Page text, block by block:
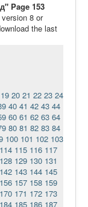
Page 153
8 or
the last
19 20 21 22 23 24
40 41 42 43 44
60 61 62 63 64
80 81 82 83 84
100 101 102 103
114 115 116 117
128 129 130 131
142 143 144 145
156 157 158 159
170 171 172 173
184 185 186 187